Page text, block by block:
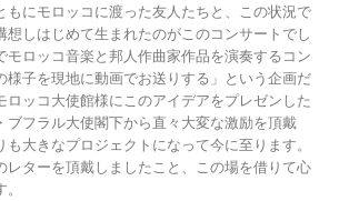
もにモロッコに渡った友人たちと、この状況で
想しはじめて生まれたのがこのコンサートでし
モロッコ音楽と邦人作曲家作品を演奏するコン
様子を現地に動画でお送りする」という企画だ
ロッコ大使館様にこのアイデアをプレゼンした
ブフラル大使閣下から直々大変な激励を頂戴
も大きなプロジェクトになって今に至ります。
レターを頂戴しましたこと、この場を借りて心